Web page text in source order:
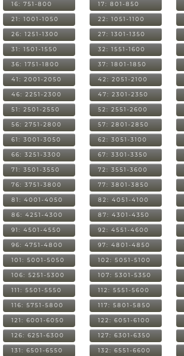
16: 751-800 17: 801-850
21: 1001-1050 22: 1051-1100
26: 1251-1300 27: 1301-1350
31: 1501-1550 32: 1551-1600
36: 1751-1800 37: 1801-1850
41: 2001-2050 42: 2051-2100
46: 2251-2300 47: 2301-2350
51: 2501-2550 52: 2551-2600
56: 2751-2800 57: 2801-2850
61: 3001-3050 62: 3051-3100
66: 3251-3300 67: 3301-3350
71: 3501-3550 72: 3551-3600
76: 3751-3800 77: 3801-3850
81: 4001-4050 82: 4051-4100
86: 4251-4300 87: 4301-4350
91: 4501-4550 92: 4551-4600
96: 4751-4800 97: 4801-4850
101: 5001-5050 102: 5051-5100
106: 5251-5300 107: 5301-5350
111: 5501-5550 112: 5551-5600
116: 5751-5800 117: 5801-5850
121: 6001-6050 122: 6051-6100
126: 6251-6300 127: 6301-6350
131: 6501-6550 132: 6551-6600